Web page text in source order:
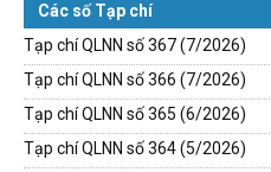
Các số Tạp chí
Tạp chí QLNN số 367 (7/2026)
Tạp chí QLNN số 366 (7/2026)
Tạp chí QLNN số 365 (6/2026)
Tạp chí QLNN số 364 (5/2026)